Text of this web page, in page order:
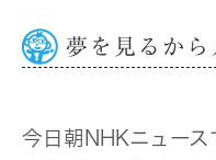
夢を見るから
今日朝NHKニュー